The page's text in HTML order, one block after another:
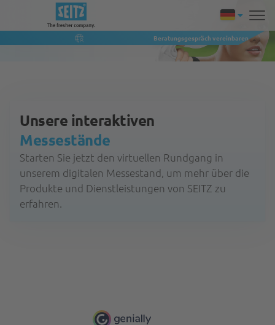
Beratungsgespräch vereinbaren
Unsere interaktiven
Messestände
Starten Sie jetzt den virtuellen Rundgang in
unserem digitalen Messestand, um mehr über die
Produkte und Dienstleistungen von SEITZ zu
erfahren.